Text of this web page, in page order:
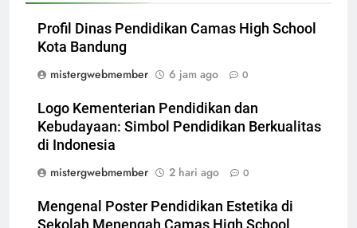
Profil Dinas Pendidikan Camas High School
Kota Bandung
mistergwebmember
6 jam ago 0
Logo Kementerian Pendidikan dan
Kebudayaan: Simbol Pendidikan Berkualitas
di Indonesia
mistergwebmember
2 hari ago 0
Mengenal Poster Pendidikan Estetika di
Sekolah Menengah Camas High School